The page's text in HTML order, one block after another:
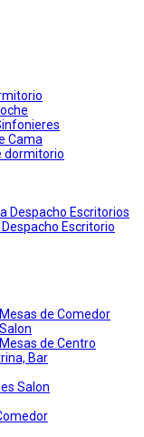
Cama
dormitorio
Despacho Escritorios
Escritorio
Mesas de Comedor
Salon
Mesas de Centro
Bar
Salon